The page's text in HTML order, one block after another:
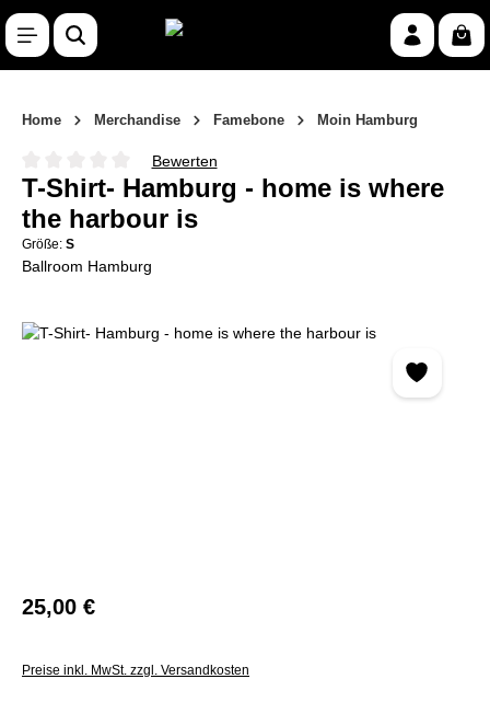
Zum Hauptinhalt springen
Home Merchandise Famebone Moin Hamburg
Durchschnittliche Bewertung von 0 von 5 Sternen
Bewerten
T-Shirt- Hamburg - home is where
the harbour is
Größe: S
Ballroom Hamburg
Bildergalerie überspringen
Regulärer Preis:
25,00 €
Preise inkl. MwSt. zzgl. Versandkosten